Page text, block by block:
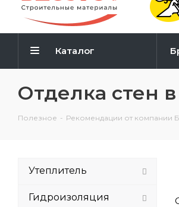
Каталог
Отделка стен
Полезное - Рекомендации от компании
Утеплитель
Гидроизоляция